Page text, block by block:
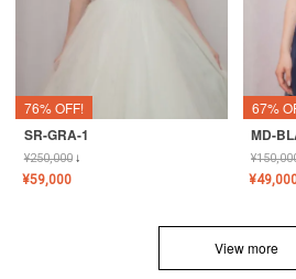
76% OFF!
SR-GRA-1
¥250,000↓
¥59,000
67%
MD-
¥
¥
View more